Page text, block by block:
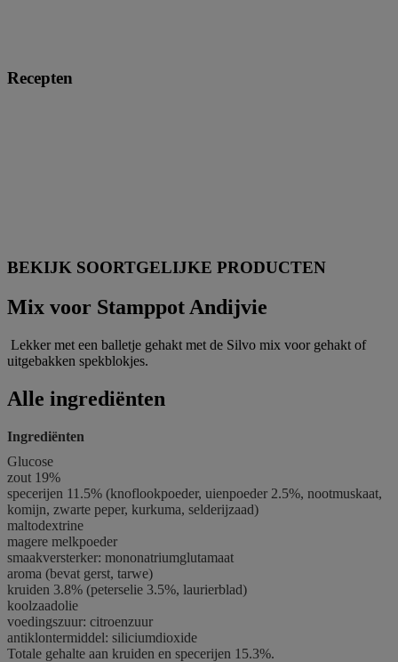
Recepten
BEKIJK SOORTGELIJKE PRODUCTEN
Mix voor Stamppot Andijvie
Lekker met een balletje gehakt met de Silvo mix voor gehakt of
uitgebakken spekblokjes.
Alle ingrediënten
Ingrediënten
Glucose
zout 19%
specerijen 11.5% (knoflookpoeder, uienpoeder 2.5%, nootmuskaat,
komijn, zwarte peper, kurkuma, selderijzaad)
maltodextrine
magere melkpoeder
smaakversterker: mononatriumglutamaat
aroma (bevat gerst, tarwe)
kruiden 3.8% (peterselie 3.5%, laurierblad)
koolzaadolie
voedingszuur: citroenzuur
antiklontermiddel: siliciumdioxide
Totale gehalte aan kruiden en specerijen 15.3%.